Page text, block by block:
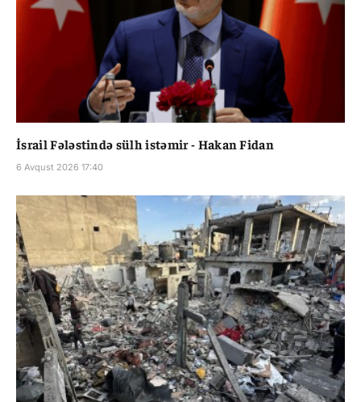
İsrail Fələstində sülh istəmir - Hakan Fidan
6 Avqust 2026 17:40